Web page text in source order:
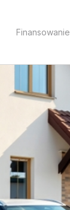
Finansowanie